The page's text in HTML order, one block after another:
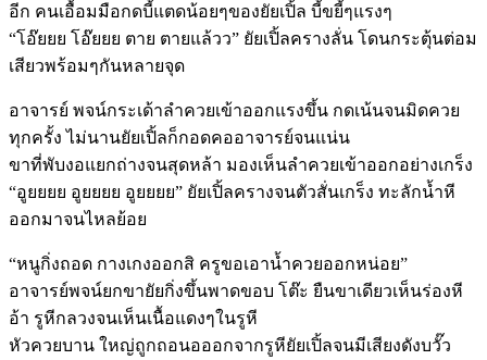
อีก คนเอื้อมมือกดบี้แตดน้อยๆของยัยเปิ้ล บี้ขยี้ๆแรงๆ
“โอ๊ยยย โอ๊ยยย ตาย ตายแล้วว” ยัยเปิ้ลครางลั่น โดนกระตุ้นต่อม
เสียวพร้อมๆกันหลายจุด
อาจารย์ พจน์กระเด้าลำควยเข้าออกแรงขึ้น กดเน้นจนมิดควย
ทุกครั้ง ไม่นานยัยเปิ้ลก็กอดคออาจารย์จนแน่น
ขาที่พับงอแยกถ่างจนสุดหล้า มองเห็นลำควยเข้าออกอย่างเกร็ง
“อูยยยย อูยยยย อูยยยย” ยัยเปิ้ลครางจนตัวสั่นเกร็ง ทะลักน้ำหี
ออกมาจนไหลย้อย
“หนูกิ่งถอด กางเกงออกสิ ครูขอเอาน้ำควยออกหน่อย”
อาจารย์พจน์ยกขายัยกิ่งขึ้นพาดขอบ โต๊ะ ยืนขาเดียวเห็นร่องหี
อ้า รูหีกลวงจนเห็นเนื้อแดงๆในรูหี
หัวควยบาน ใหญ่ถูกถอนอออกจากรูหียัยเปิ้ลจนมีเสียงดังบวั๊ว